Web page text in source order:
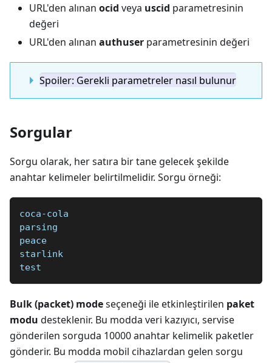
URL'den alınan ocid veya uscid parametresinin
değeri
URL'den alınan authuser parametresinin değeri
Spoiler: Gerekli parametreler nasıl bulunur
Sorgular
Sorgu olarak, her satıra bir tane gelecek şekilde
anahtar kelimeler belirtilmelidir. Sorgu örneği:
coca-cola
parsing
peace
starlink
test
Bulk (packet) modeseçeneği ile etkinleştirilen paket
modu desteklenir. Bu modda veri kazıyıcı, servise
gönderilen sorguda 10000 anahtar kelimelik paketler
gönderir. Bu modda mobil cihazlardan gelen sorgu